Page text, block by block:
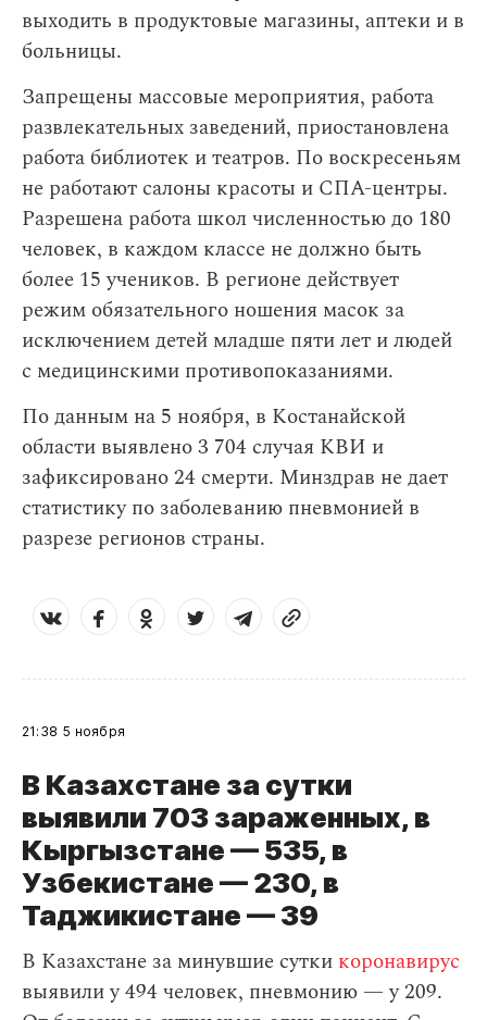
выходить в продуктовые магазины, аптеки и в
больницы.
Запрещены массовые мероприятия, работа
развлекательных заведений, приостановлена
работа библиотек и театров. По воскресеньям
не работают салоны красоты и СПА-центры.
Разрешена работа школ численностью до 180
человек, в каждом классе не должно быть
более 15 учеников. В регионе действует
режим обязательного ношения масок за
исключением детей младше пяти лет и людей
с медицинскими противопоказаниями.
По данным на 5 ноября, в Костанайской
области выявлено 3 704 случая КВИ и
зафиксировано 24 смерти. Минздрав не дает
статистику по заболеванию пневмонией в
разрезе регионов страны.
21:38 5 ноября
В Казахстане за сутки
выявили 703 зараженных, в
Кыргызстане — 535, в
Узбекистане — 230, в
Таджикистане — 39
В Казахстане за минувшие сутки коронавирус
выявили у 494 человек, пневмонию — у 209.